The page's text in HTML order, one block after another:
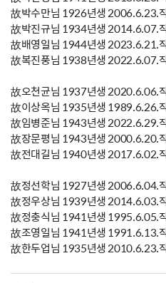
故박수만님 1926년생 2006.6.23.
故박진규님 1934년생 2014.6.07.
故배영일님 1944년생 2023.6.21.
故복진풍님 1938년생 2022.6.07.
故오천균님 1937년생 2020.6.06.
故이상옥님 1935년생 1989.6.26.
故임병준님 1943년생 2022.6.29.
故장문평님 1943년생 2000.6.20.
故전대길님 1940년생 2017.6.02.
故정선학님 1927년생 2006.6.04.
故정우상님 1939년생 2014.6.03.
故정충식님 1941년생 1995.6.05.
故조영일님 1941년생 1991.6.13.
故한두업님 1935년생 2010.6.23.